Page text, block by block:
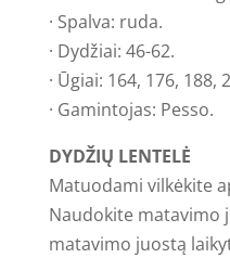
· Spalva: ruda.
· Dydžiai: 46-62.
· Ūgiai: 164, 176, 188,
· Gamintojas: Pesso.
DYDŽIŲ LENTELĖ
Matuodami vilkėkite
Naudokite matavimo
matavimo juostą